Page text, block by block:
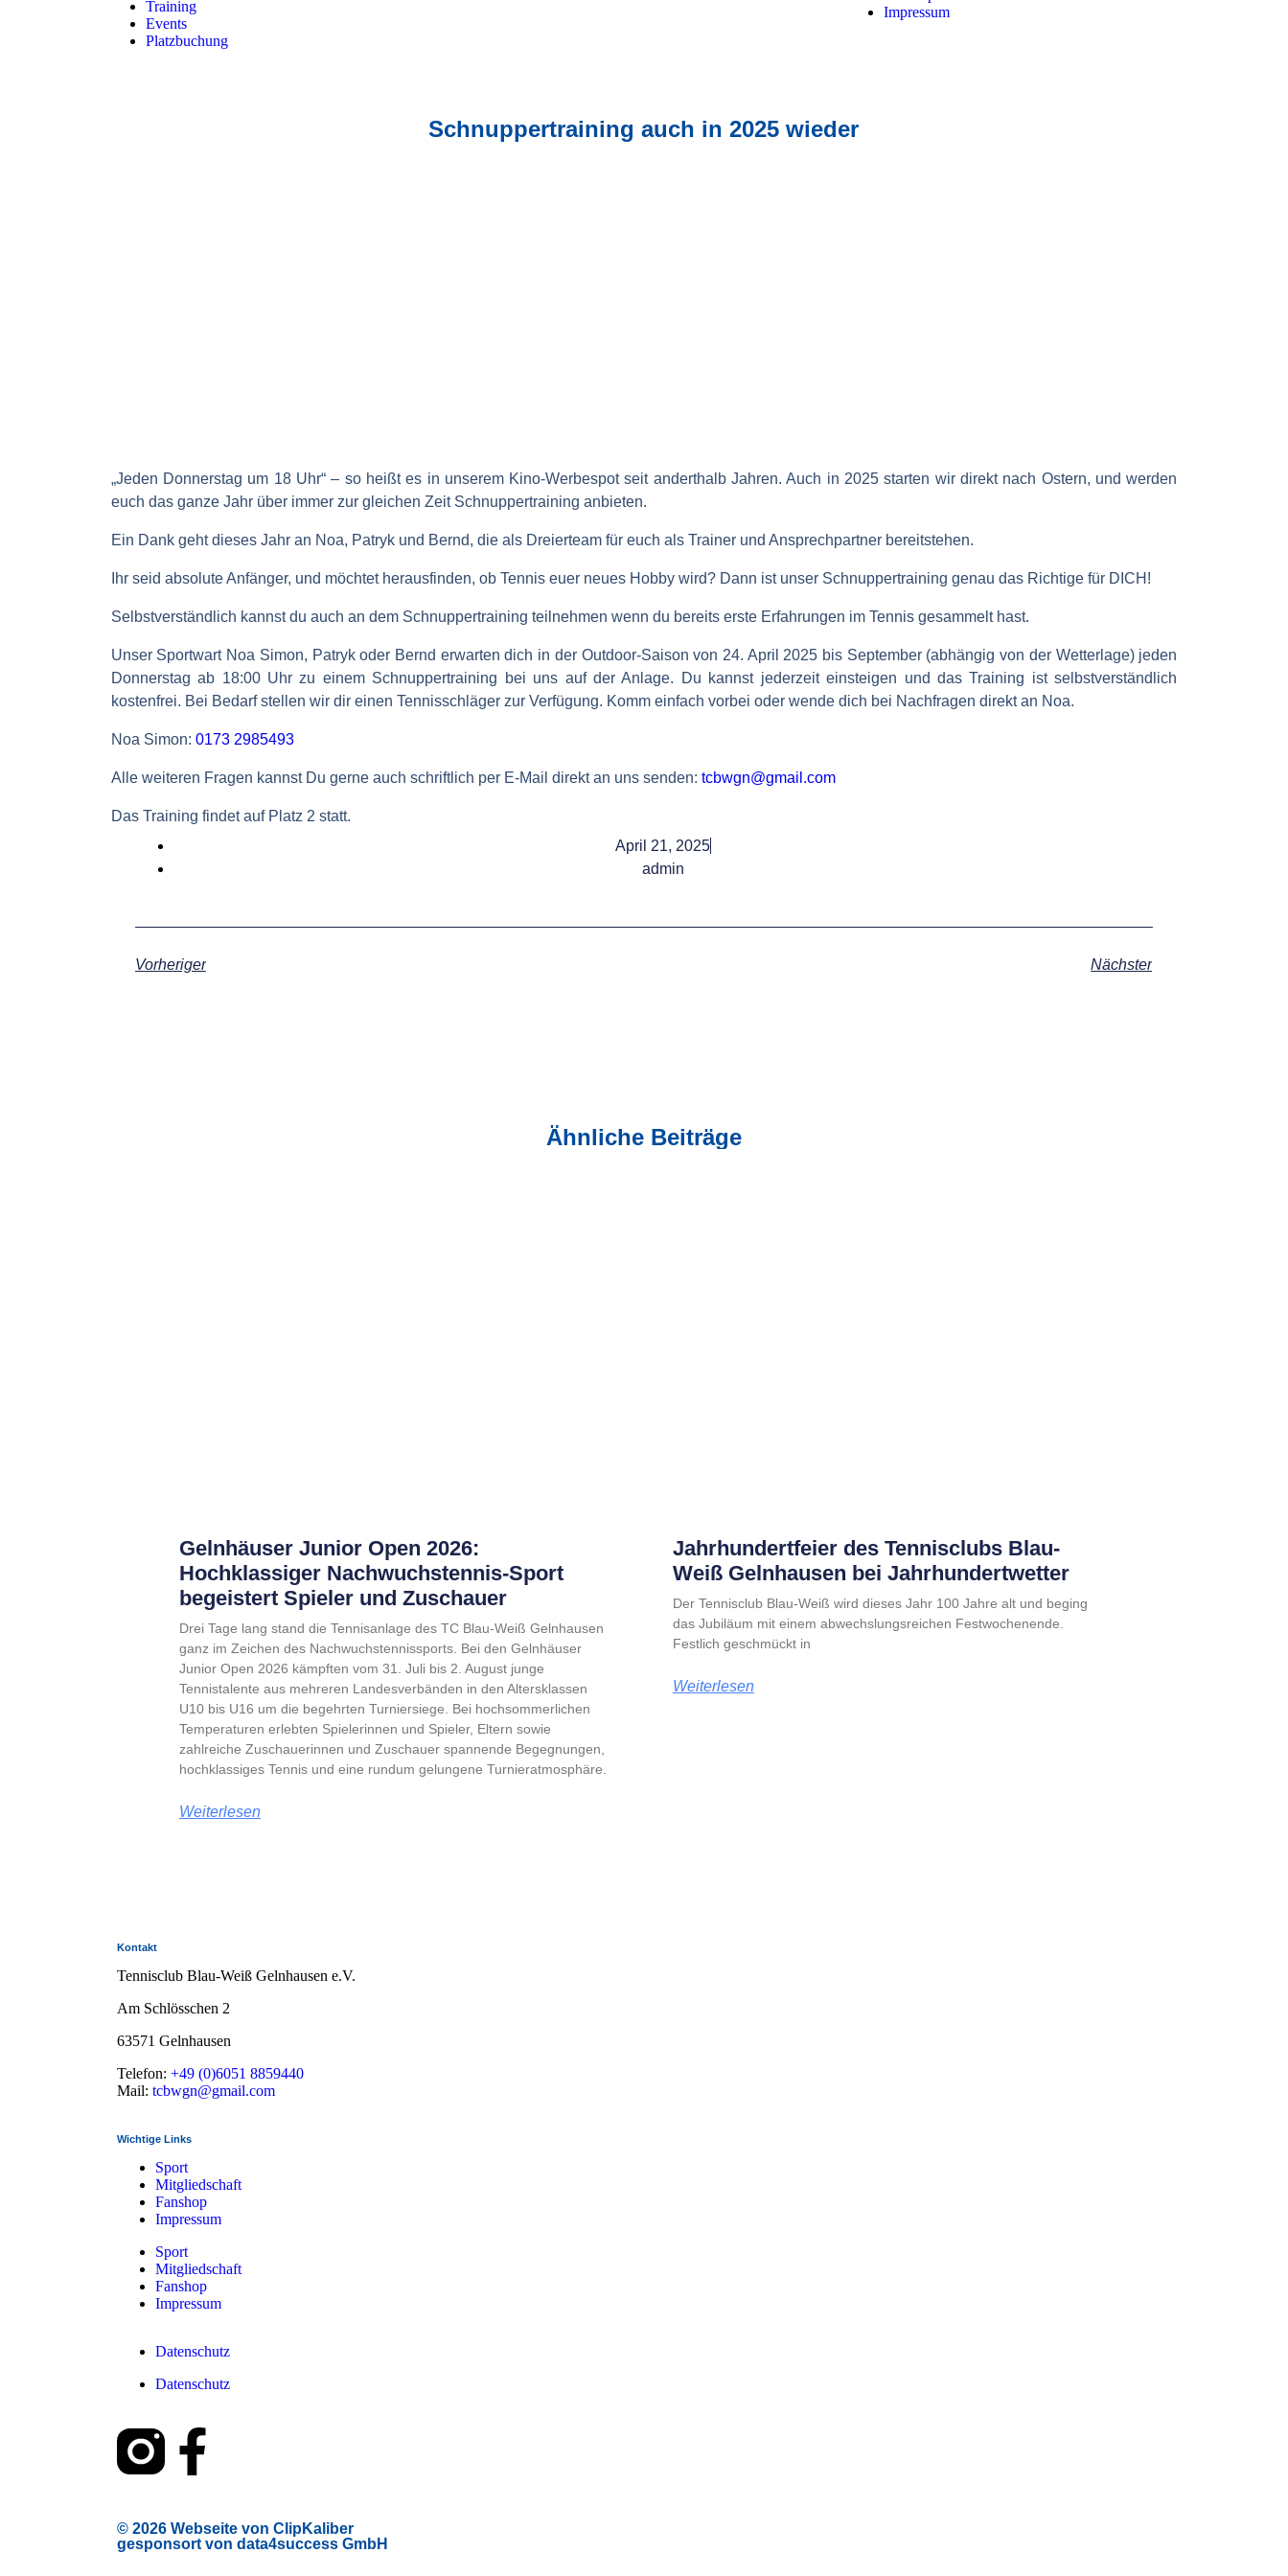
Training
Events
Platzbuchung
Impressum
Schnuppertraining auch in 2025 wieder
„Jeden Donnerstag um 18 Uhr“ – so heißt es in unserem Kino-Werbespot seit anderthalb Jahren. Auch in 2025 starten wir direkt nach Ostern, und werden
euch das ganze Jahr über immer zur gleichen Zeit Schnuppertraining anbieten.
Ein Dank geht dieses Jahr an Noa, Patryk und Bernd, die als Dreierteam für euch als Trainer und Ansprechpartner bereitstehen.
Ihr seid absolute Anfänger, und möchtet herausfinden, ob Tennis euer neues Hobby wird? Dann ist unser Schnuppertraining genau das Richtige für DICH!
Selbstverständlich kannst du auch an dem Schnuppertraining teilnehmen wenn du bereits erste Erfahrungen im Tennis gesammelt hast.
Unser Sportwart Noa Simon, Patryk oder Bernd erwarten dich in der Outdoor-Saison von 24. April 2025 bis September (abhängig von der Wetterlage) jeden
Donnerstag ab 18:00 Uhr zu einem Schnuppertraining bei uns auf der Anlage. Du kannst jederzeit einsteigen und das Training ist selbstverständlich
kostenfrei. Bei Bedarf stellen wir dir einen Tennisschläger zur Verfügung. Komm einfach vorbei oder wende dich bei Nachfragen direkt an Noa.
Noa Simon: 0173 2985493
Alle weiteren Fragen kannst Du gerne auch schriftlich per E-Mail direkt an uns senden: tcbwgn@gmail.com
Das Training findet auf Platz 2 statt.
April 21, 2025
admin
Vorheriger Nächster
Ähnliche Beiträge
Gelnhäuser Junior Open 2026:
Hochklassiger Nachwuchstennis-Sport
begeistert Spieler und Zuschauer
Drei Tage lang stand die Tennisanlage des TC Blau-Weiß Gelnhausen
ganz im Zeichen des Nachwuchstennissports. Bei den Gelnhäuser
Junior Open 2026 kämpften vom 31. Juli bis 2. August junge
Tennistalente aus mehreren Landesverbänden in den Altersklassen
U10 bis U16 um die begehrten Turniersiege. Bei hochsommerlichen
Temperaturen erlebten Spielerinnen und Spieler, Eltern sowie
zahlreiche Zuschauerinnen und Zuschauer spannende Begegnungen,
hochklassiges Tennis und eine rundum gelungene Turnieratmosphäre.
Weiterlesen
Jahrhundertfeier des Tennisclubs Blau-
Weiß Gelnhausen bei Jahrhundertwetter
Der Tennisclub Blau-Weiß wird dieses Jahr 100 Jahre alt und beging
das Jubiläum mit einem abwechslungsreichen Festwochenende.
Festlich geschmückt in
Weiterlesen
Kontakt
Tennisclub Blau-Weiß Gelnhausen e.V.
Am Schlösschen 2
63571 Gelnhausen
Telefon: +49 (0)6051 8859440
Mail: tcbwgn@gmail.com
Wichtige Links
Sport
Mitgliedschaft
Fanshop
Impressum
Sport
Mitgliedschaft
Fanshop
Impressum
Datenschutz
Datenschutz
© 2026 Webseite von ClipKaliber
gesponsort von data4success GmbH